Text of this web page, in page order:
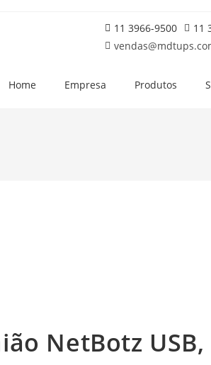
11 3966-9500
11
Home Empresa Produtos
NetBotz USB,